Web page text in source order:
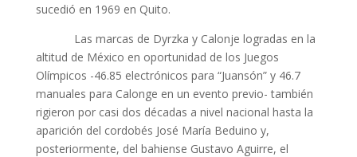
sucedió en 1969 en Quito.
Las marcas de Dyrzka y Calonje logradas en la
altitud de México en oportunidad de los Juegos
Olímpicos -46.85 electrónicos para “Juansón” y 46.7
manuales para Calonge en un evento previo- también
rigieron por casi dos décadas a nivel nacional hasta la
aparición del cordobés José María Beduino y,
posteriormente, del bahiense Gustavo Aguirre, el